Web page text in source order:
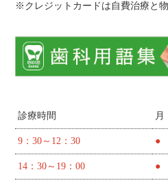
※クレジットカードは自費治療と
診療時間 月
9：30～12：30 ●
14：30～19：00 ●